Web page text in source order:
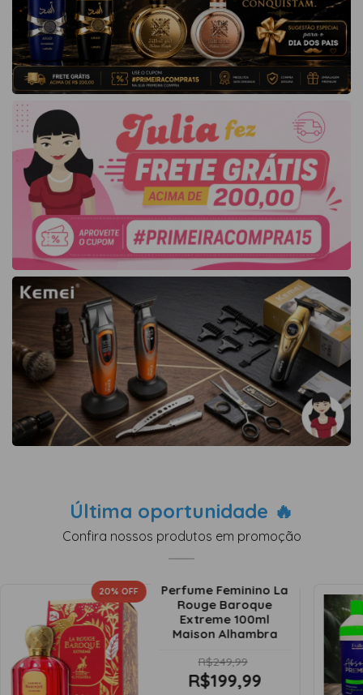
Última oportunidade 🔥
Confira nossos produtos em promoção
20% OFF
Perfume Feminino La
Rouge Baroque
Extreme 100ml
Maison Alhambra
R$249,99
R$199,99